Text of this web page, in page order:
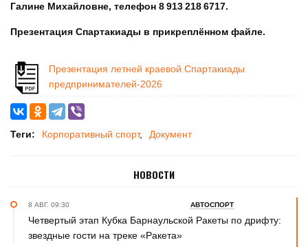
Галине Михайловне, телефон 8 913 218 6717.
Презентация Спартакиады в прикреплённом файле.
Презентация летней краевой Спартакиады
предпринимателей-2026
Теги: Корпоративный спорт Документ
НОВОСТИ
8 АВГ. 09:30 АВТОСПОРТ
Четвертый этап Кубка Барнаульской Ракеты по дрифту:
звездные гости на треке «Ракета»